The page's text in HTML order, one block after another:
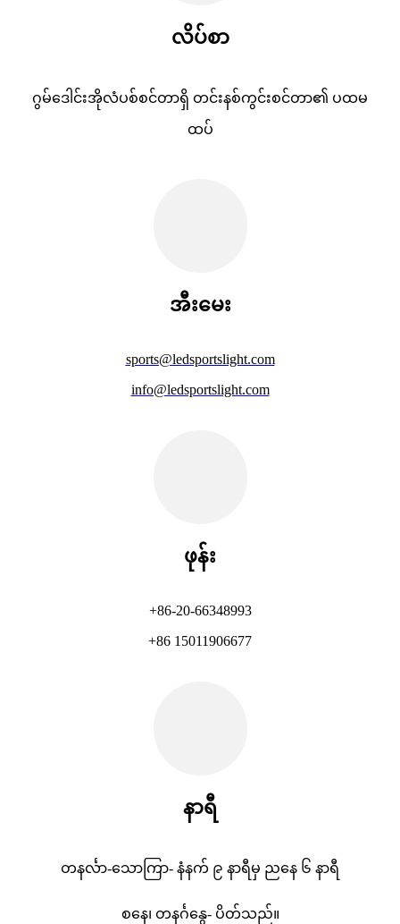
လိပ်စာ
ဂွမ်ဒေါင်းအိုလံပစ်စင်တာရှိ တင်းနစ်ကွင်းစင်တာ၏ ပထမ
ထပ်
အီးမေး
sports@ledsportslight.com
info@ledsportslight.com
ဖုန်း
+86-20-66348993
+86 15011906677
နာရီ
တနင်္လာ-သောကြာ- နံနက် ၉ နာရီမှ ညနေ ၆ နာရီ
စနေ၊ တနင်္ဂနွေ- ပိတ်သည်။